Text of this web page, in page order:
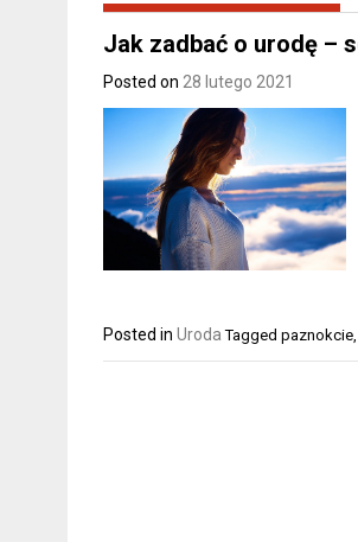
Jak zadbać o urodę –
Posted on 28 lutego 2021
Posted in Uroda Tagged paznokcie